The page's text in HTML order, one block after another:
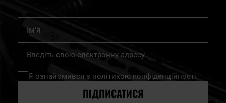
Підпишіться
нашу
розсилку
Я ознайомився з політикою конфіденційності
ПІДПИСАТИСЯ